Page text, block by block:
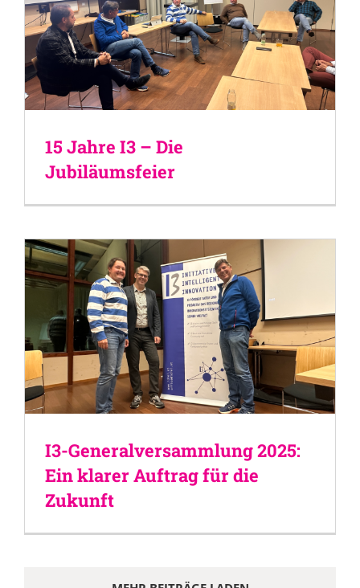
15 Jahre I3 – Die
Jubiläumsfeier
I3-Generalversammlung 2025:
Ein klarer Auftrag für die
Zukunft